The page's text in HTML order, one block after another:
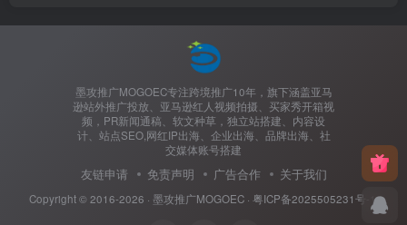
墨攻推广MOGOEC专注跨境推广10年，旗下涵盖亚马
逊站外推广投放、亚马逊红人视频拍摄、买家秀开箱视
频，PR新闻通稿、软文种草，独立站搭建、内容设
计、站点SEO,网红IP出海、企业出海、品牌出海、社
交媒体账号搭建
友链申请 免责声明 广告合作 关于我们
Copyright © 2016-2026 · 墨攻推广MOGOEC· 粤ICP备2025505231号-1.